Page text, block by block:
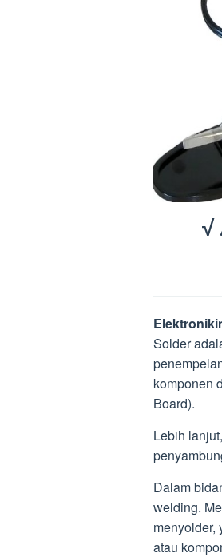
√
Solder
komponen
Board).
Lebih
Dalam
welding.
menyolder,
atau